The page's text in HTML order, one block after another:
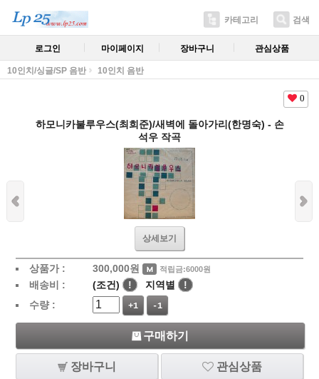
카테고리 검색
로그인 마이페이지 장바구니 관심상품
10인치/싱글/SP 음반 10인치 음반
0
하모니카불루우스(최희준)/새벽에 돌아가리(한명숙) - 손
석우 작곡
상세보기
상품가 : 300,000원 적립금:6000원
배송비 : (조건) ! 지역별
!
수량 :
+1 -1
구매하기
장바구니 관심상품